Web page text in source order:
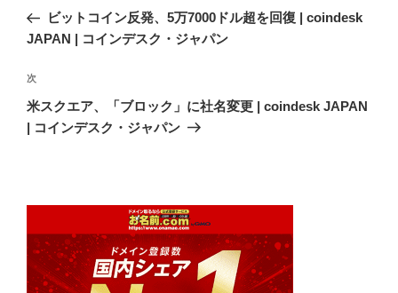
ナ
ゲ
ー
シ
の
投
ビットコイン反発、5万7000ドル超を回復 | coindesk
JAPAN | コインデスク・ジャパン
次
の
投
次
米スクエア、「ブロック」に社名変更 | coindesk JAPAN
| コインデスク・ジャパン